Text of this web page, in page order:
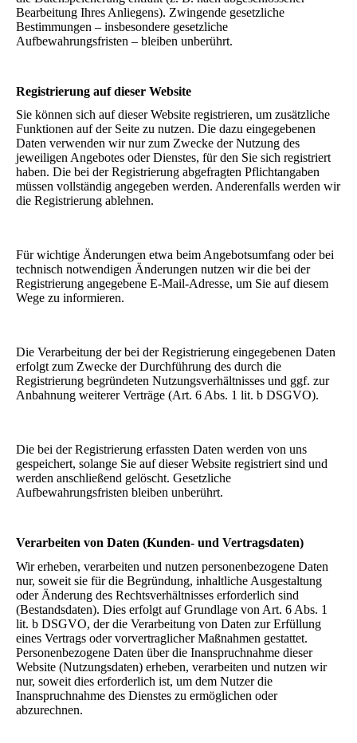
Bearbeitung Ihres Anliegens). Zwingende gesetzliche
Bestimmungen – insbesondere gesetzliche
Aufbewahrungsfristen – bleiben unberührt.
Registrierung auf dieser Website
Sie können sich auf dieser Website registrieren, um zusätzliche
Funktionen auf der Seite zu nutzen. Die dazu eingegebenen
Daten verwenden wir nur zum Zwecke der Nutzung des
jeweiligen Angebotes oder Dienstes, für den Sie sich registriert
haben. Die bei der Registrierung abgefragten Pflichtangaben
müssen vollständig angegeben werden. Anderenfalls werden wir
die Registrierung ablehnen.
Für wichtige Änderungen etwa beim Angebotsumfang oder bei
technisch notwendigen Änderungen nutzen wir die bei der
Registrierung angegebene E-Mail-Adresse, um Sie auf diesem
Wege zu informieren.
Die Verarbeitung der bei der Registrierung eingegebenen Daten
erfolgt zum Zwecke der Durchführung des durch die
Registrierung begründeten Nutzungsverhältnisses und ggf. zur
Anbahnung weiterer Verträge (Art. 6 Abs. 1 lit. b DSGVO).
Die bei der Registrierung erfassten Daten werden von uns
gespeichert, solange Sie auf dieser Website registriert sind und
werden anschließend gelöscht. Gesetzliche
Aufbewahrungsfristen bleiben unberührt.
Verarbeiten von Daten (Kunden- und Vertragsdaten)
Wir erheben, verarbeiten und nutzen personenbezogene Daten
nur, soweit sie für die Begründung, inhaltliche Ausgestaltung
oder Änderung des Rechtsverhältnisses erforderlich sind
(Bestandsdaten). Dies erfolgt auf Grundlage von Art. 6 Abs. 1
lit. b DSGVO, der die Verarbeitung von Daten zur Erfüllung
eines Vertrags oder vorvertraglicher Maßnahmen gestattet.
Personenbezogene Daten über die Inanspruchnahme dieser
Website (Nutzungsdaten) erheben, verarbeiten und nutzen wir
nur, soweit dies erforderlich ist, um dem Nutzer die
Inanspruchnahme des Dienstes zu ermöglichen oder
abzurechnen.